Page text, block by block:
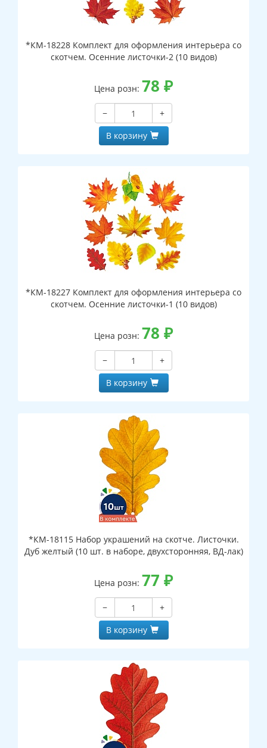
*КМ-18228 Комплект для оформления интерьера со
скотчем. Осенние листочки-2 (10 видов)
Цена розн: 78 ₽
−
+
В корзину
*КМ-18227 Комплект для оформления интерьера со
скотчем. Осенние листочки-1 (10 видов)
Цена розн: 78 ₽
−
+
В корзину
*КМ-18115 Набор украшений на скотче. Листочки.
Дуб желтый (10 шт. в наборе, двухсторонняя, ВД-лак)
Цена розн: 77 ₽
−
+
В корзину